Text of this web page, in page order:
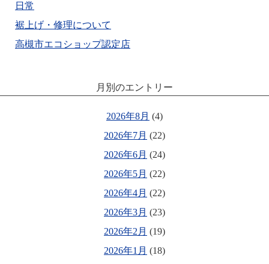
日常
裾上げ・修理について
高槻市エコショップ認定店
月別のエントリー
2026年8月 (4)
2026年7月 (22)
2026年6月 (24)
2026年5月 (22)
2026年4月 (22)
2026年3月 (23)
2026年2月 (19)
2026年1月 (18)